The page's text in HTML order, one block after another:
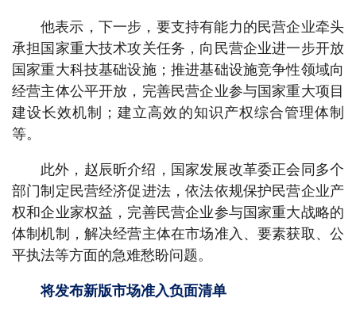
他表示，下一步，要支持有能力的民营企业牵头
承担国家重大技术攻关任务，向民营企业进一步开放
国家重大科技基础设施；推进基础设施竞争性领域向
经营主体公平开放，完善民营企业参与国家重大项目
建设长效机制；建立高效的知识产权综合管理体制
等。
此外，赵辰昕介绍，国家发展改革委正会同多个
部门制定民营经济促进法，依法依规保护民营企业产
权和企业家权益，完善民营企业参与国家重大战略的
体制机制，解决经营主体在市场准入、要素获取、公
平执法等方面的急难愁盼问题。
将发布新版市场准入负面清单